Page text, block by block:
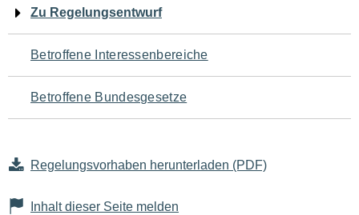
den
Seiteninhalt
Zu Regelungsentwurf
Betroffene Interessenbereiche
Betroffene Bundesgesetze
Regelungsvorhaben herunterladen (PDF)
Inhalt dieser Seite melden